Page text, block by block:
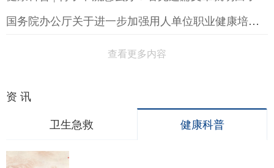
国务院办公厅关于进一步加强用人单位职业健康培训工作的通知
查看更多内容
资 讯
卫生急救 健康科普